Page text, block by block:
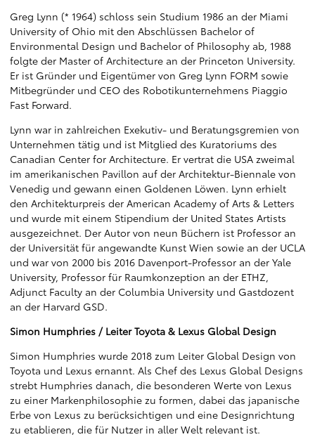
Greg Lynn (* 1964) schloss sein Studium 1986 an der Miami
University of Ohio mit den Abschlüssen Bachelor of
Environmental Design und Bachelor of Philosophy ab, 1988
folgte der Master of Architecture an der Princeton University.
Er ist Gründer und Eigentümer von Greg Lynn FORM sowie
Mitbegründer und CEO des Robotikunternehmens Piaggio
Fast Forward.
Lynn war in zahlreichen Exekutiv- und Beratungsgremien von
Unternehmen tätig und ist Mitglied des Kuratoriums des
Canadian Center for Architecture. Er vertrat die USA zweimal
im amerikanischen Pavillon auf der Architektur-Biennale von
Venedig und gewann einen Goldenen Löwen. Lynn erhielt
den Architekturpreis der American Academy of Arts & Letters
und wurde mit einem Stipendium der United States Artists
ausgezeichnet. Der Autor von neun Büchern ist Professor an
der Universität für angewandte Kunst Wien sowie an der UCLA
und war von 2000 bis 2016 Davenport-Professor an der Yale
University, Professor für Raumkonzeption an der ETHZ,
Adjunct Faculty an der Columbia University und Gastdozent
an der Harvard GSD.
Simon Humphries / Leiter Toyota & Lexus Global Design
Simon Humphries wurde 2018 zum Leiter Global Design von
Toyota und Lexus ernannt. Als Chef des Lexus Global Designs
strebt Humphries danach, die besonderen Werte von Lexus
zu einer Markenphilosophie zu formen, dabei das japanische
Erbe von Lexus zu berücksichtigen und eine Designrichtung
zu etablieren, die für Nutzer in aller Welt relevant ist.